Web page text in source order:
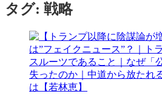
タグ: 戦略